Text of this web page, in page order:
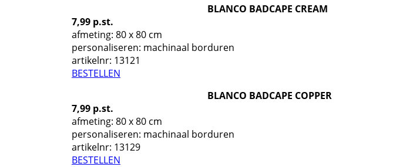
BLANCO BADCAPE CREAM
7,99 p.st.
afmeting: 80 x 80 cm
personaliseren: machinaal borduren
artikelnr: 13121
BESTELLEN
BLANCO BADCAPE COPPER
7,99 p.st.
afmeting: 80 x 80 cm
personaliseren: machinaal borduren
artikelnr: 13129
BESTELLEN